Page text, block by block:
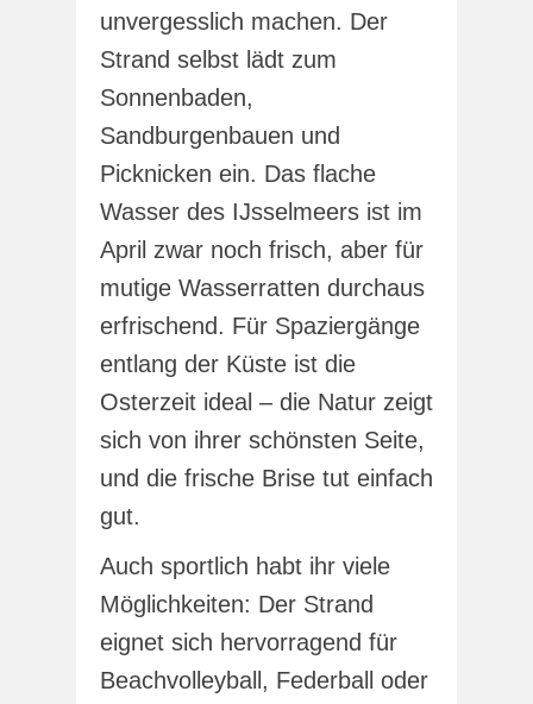
unvergesslich machen. Der
Strand selbst lädt zum
Sonnenbaden,
Sandburgenbauen und
Picknicken ein. Das flache
Wasser des IJsselmeers ist im
April zwar noch frisch, aber für
mutige Wasserratten durchaus
erfrischend. Für Spaziergänge
entlang der Küste ist die
Osterzeit ideal – die Natur zeigt
sich von ihrer schönsten Seite,
und die frische Brise tut einfach
gut.
Auch sportlich habt ihr viele
Möglichkeiten: Der Strand
eignet sich hervorragend für
Beachvolleyball, Federball oder